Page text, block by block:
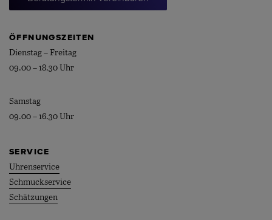
ÖFFNUNGSZEITEN
Dienstag – Freitag
09.00 – 18.30 Uhr
Samstag
09.00 – 16.30 Uhr
SERVICE
Uhrenservice
Schmuckservice
Schätzungen